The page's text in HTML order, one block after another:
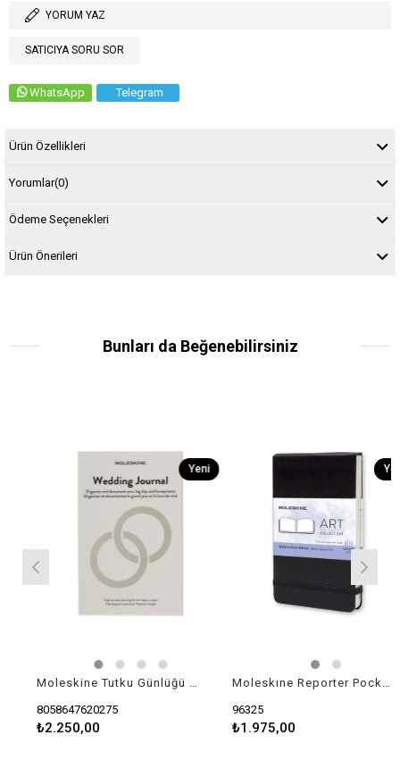
YORUM YAZ
SATICIYA SORU SOR
WhatsApp Telegram
Ürün Özellikleri
Yorumlar(0)
Ödeme Seçenekleri
Ürün Önerileri
Bunları da Beğenebilirsiniz
Moleskine Tutku Günlüğü - Düğün | Sert Kapak | Büyük (5 × 8,25 inç) | İnci Grisi | 400 Sayfa
8058647620275
₺2.250,00
Yeni
Ürün
Moleskıne Reporter Pocket Pocket Watercolor (Sulu Boya)
96325
₺1.975,00
Yeni